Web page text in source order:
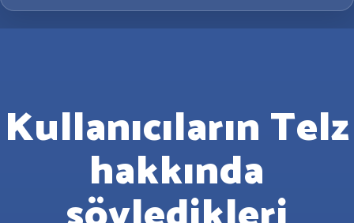
Kullanıcıların Telz
hakkında